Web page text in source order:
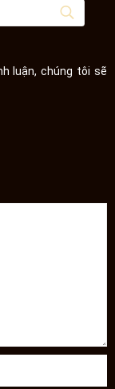
luận, chúng tôi sẽ